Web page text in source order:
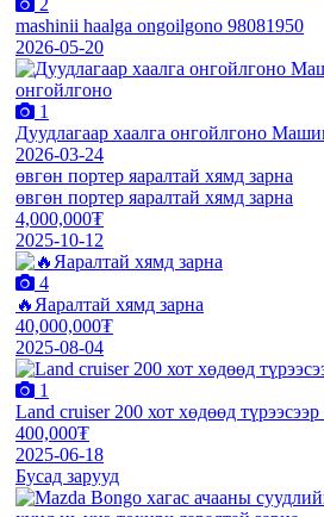
mashinii haalga ongoilgono 98081950
2026-05-20
1
Дуудлагаар хаалга онгойлгоно
2026-03-24
өвгөн портер яаралтай хямд зарна
өвгөн портер яаралтай хямд зарна
4,000,000₮
2025-10-12
4
🔥Яаралтай хямд зарна
40,000,000₮
2025-08-04
1
Land cruiser 200 хот хөдөөд түрээсээр
400,000₮
2025-06-18
Бусад зарууд